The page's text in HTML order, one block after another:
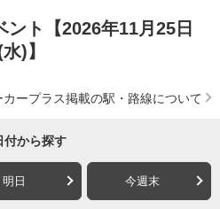
ト【2026年11月25日
)】
カープラス掲載の駅・路線について
付から探す
明日 今週末